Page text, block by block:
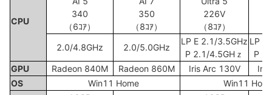
CPU
340
（6ｺｱ）
350
（8ｺｱ）
226V
（8ｺｱ）
2.0/4.8GHz
2.0/5.0GHz
LP E 2.1/3.5GHz
P 2.1/4.5GHｚ
LP E
P
GPU
Radeon 840M Radeon 860M Iris Arc 130V
Iris
OS
Win11 Home Win11